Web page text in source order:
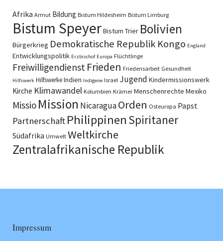
Afrika Armut Bildung Bistum Hildesheim Bistum Limburg
Bistum SpeyerBistum Trier Bolivien
Bürgerkrieg Demokratische Republik Kongo England
Entwicklungspolitik Erzbischof Europa Flüchtlinge
Freiwilligendienst Frieden Friedensarbeit Gesundheit
Hilfswerk HilfswerkeIndien Indigene Israel Jugend Kindermissionswerk
Kirche Klimawandel Kolumbien Krämer Menschenrechte Mexiko
Missio Mission NicaraguaOrden Osteuropa Papst
Partnerschaft Philippinen Spiritaner
Südafrika Umwelt Weltkirche
Zentralafrikanische Republik
Impressum